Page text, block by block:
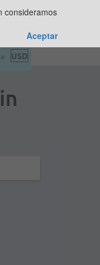
consideramos
Aceptar